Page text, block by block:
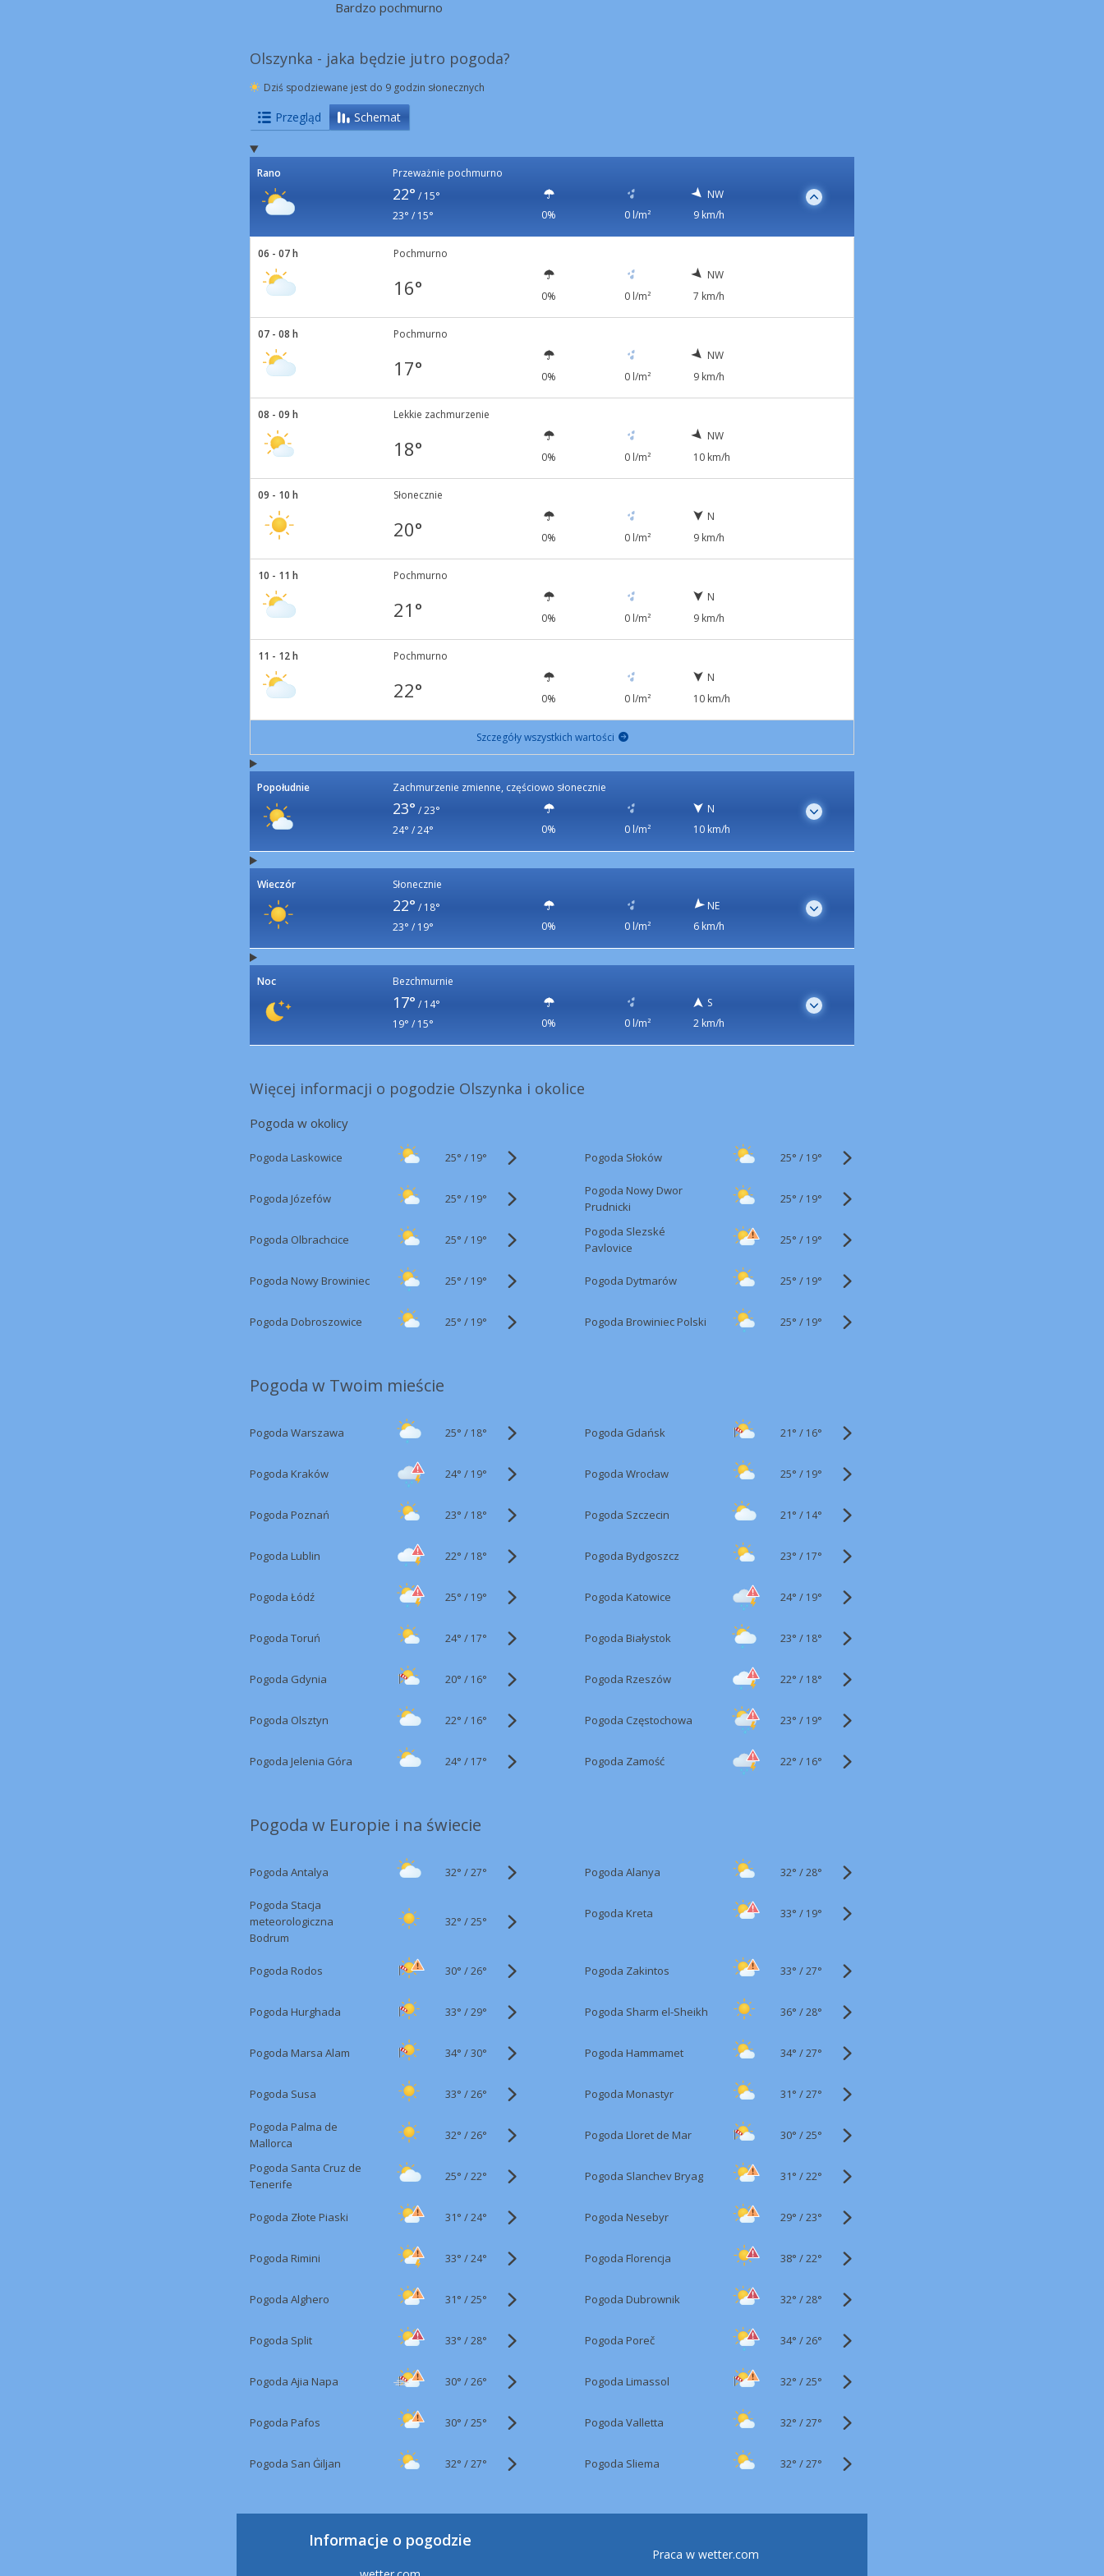
Bardzo pochmurno
Olszynka - jaka będzie jutro pogoda?
Dziś spodziewane jest do 9 godzin słonecznych
Przegląd Schemat
Rano Przeważnie pochmurno
22° / 15°
23° / 15°
0% 0 l/m²
NW
9 km/h
06 - 07 h Pochmurno
16° 0% 0 l/m²
NW
7 km/h
07 - 08 h Pochmurno
17° 0% 0 l/m²
NW
9 km/h
08 - 09 h Lekkie zachmurzenie
18° 0% 0 l/m²
NW
10 km/h
09 - 10 h Słonecznie
20° 0% 0 l/m²
N
9 km/h
10 - 11 h Pochmurno
21° 0% 0 l/m²
N
9 km/h
11 - 12 h Pochmurno
22° 0% 0 l/m²
N
10 km/h
Szczegóły wszystkich wartości
Popołudnie Zachmurzenie zmienne, częściowo słonecznie
23° /23°
24° / 24°
0% 0 l/m²
N
10 km/h
Wieczór Słonecznie
22° / 18°
23° / 19°
0% 0 l/m²
NE
6 km/h
Noc Bezchmurnie
17° / 14°
19° / 15°
0% 0 l/m²
S
2 km/h
Więcej informacji o pogodzie Olszynka i okolice
Pogoda w okolicy
Pogoda Laskowice 25° / 19° Pogoda Słoków 25° / 19°
Pogoda Józefów 25° / 19°
Pogoda Nowy Dwor
Prudnicki
25° / 19°
Pogoda Olbrachcice 25° / 19°
Pogoda Slezské
Pavlovice
25° / 19°
Pogoda Nowy Browiniec 25° / 19° Pogoda Dytmarów 25° / 19°
Pogoda Dobroszowice 25° / 19° Pogoda Browiniec Polski 25° / 19°
Pogoda w Twoim mieście
Pogoda Warszawa 25° / 18° Pogoda Gdańsk 21° / 16°
Pogoda Kraków 24° / 19° Pogoda Wrocław 25° / 19°
Pogoda Poznań 23° / 18° Pogoda Szczecin 21° / 14°
Pogoda Lublin 22° / 18° Pogoda Bydgoszcz 23° / 17°
Pogoda Łódź 25° / 19° Pogoda Katowice 24° / 19°
Pogoda Toruń 24° / 17° Pogoda Białystok 23° / 18°
Pogoda Gdynia 20° / 16° Pogoda Rzeszów 22° / 18°
Pogoda Olsztyn 22° / 16° Pogoda Częstochowa 23° / 19°
Pogoda Jelenia Góra 24° / 17° Pogoda Zamość 22° / 16°
Pogoda w Europie i na świecie
Pogoda Antalya 32° /27° Pogoda Alanya 32° /28°
Pogoda Stacja
meteorologiczna
Bodrum
32° /25°
Pogoda Kreta 33° / 19°
Pogoda Rodos 30° /26° Pogoda Zakintos 33° /27°
Pogoda Hurghada 33° /29° Pogoda Sharm el-Sheikh 36° /28°
Pogoda Marsa Alam 34° /30° Pogoda Hammamet 34° /27°
Pogoda Susa 33° /26° Pogoda Monastyr 31° /27°
Pogoda Palma de
Mallorca
32° /26° Pogoda Lloret de Mar 30° /25°
Pogoda Santa Cruz de
Tenerife
25° /22° Pogoda Slanchev Bryag 31° /22°
Pogoda Złote Piaski 31° /24° Pogoda Nesebyr 29° /23°
Pogoda Rimini 33° /24° Pogoda Florencja 38° /22°
Pogoda Alghero 31° /25° Pogoda Dubrownik 32° /28°
Pogoda Split 33° /28° Pogoda Poreč 34° /26°
Pogoda Ajia Napa 30° /26° Pogoda Limassol 32° /25°
Pogoda Pafos 30° /25° Pogoda Valletta 32° /27°
Pogoda San Ġiljan 32° /27° Pogoda Sliema 32° /27°
Informacje o pogodzie
Praca w wetter.com